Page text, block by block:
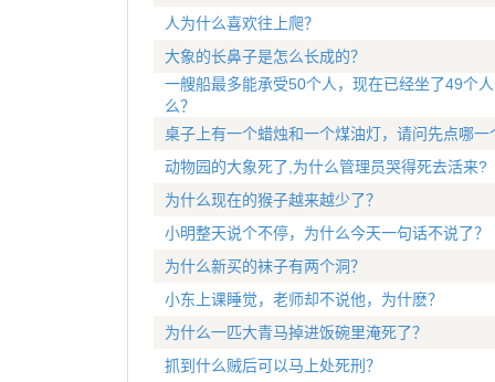
人为什么喜欢往上爬？
大象的长鼻子是怎么长成的？
一艘船最多能承受50个人，现在已经坐了49个
么？
桌子上有一个蜡烛和一个煤油灯，请问先点哪一
动物园的大象死了,为什么管理员哭得死去活来?
为什么现在的猴子越来越少了？
小明整天说个不停，为什么今天一句话不说了？
为什么新买的袜子有两个洞？
小东上课睡觉，老师却不说他，为什麽？
为什么一匹大青马掉进饭碗里淹死了？
抓到什么贼后可以马上处死刑？